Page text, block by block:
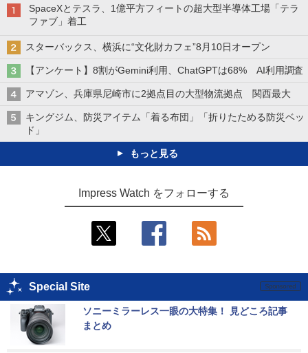
SpaceXとテスラ、1億平方フィートの超大型半導体工場「テラ
ファブ」着工
スターバックス、横浜に“文化財カフェ”8月10日オープン
【アンケート】8割がGemini利用、ChatGPTは68% AI利用調査
アマゾン、兵庫県尼崎市に2拠点目の大型物流拠点 関西最大
キングジム、防災アイテム「着る布団」「折りたためる防災ベッ
ド」
もっと見る
Impress Watch をフォローする
Special Site
ソニーミラーレス一眼の大特集！ 見どころ記事
まとめ